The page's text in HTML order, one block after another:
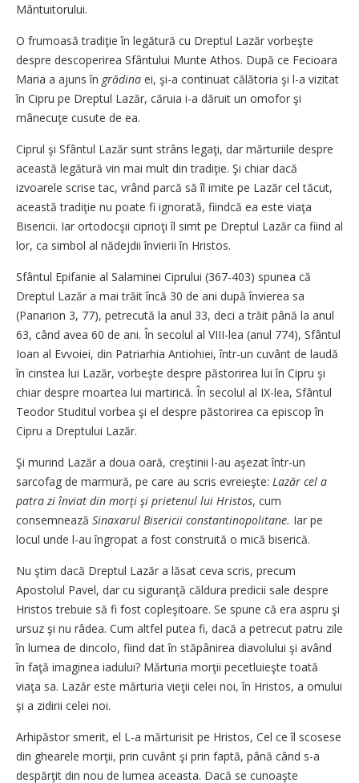
Mântuitorului.
O frumoasă tradiţie în legătură cu Dreptul Lazăr vorbeşte
despre descoperirea Sfântului Munte Athos. După ce Fecioara
Maria a ajuns în grădina ei, şi-a continuat călătoria şi l-a vizitat
în Cipru pe Dreptul Lazăr, căruia i-a dăruit un omofor şi
mânecuţe cusute de ea.
Ciprul şi Sfântul Lazăr sunt strâns legaţi, dar mărturiile despre
această legătură vin mai mult din tradiţie. Şi chiar dacă
izvoarele scrise tac, vrând parcă să îl imite pe Lazăr cel tăcut,
această tradiţie nu poate fi ignorată, fiindcă ea este viaţa
Bisericii. Iar ortodocşii ciprioţi îl simt pe Dreptul Lazăr ca fiind al
lor, ca simbol al nădejdii învierii în Hristos.
Sfântul Epifanie al Salaminei Ciprului (367-403) spunea că
Dreptul Lazăr a mai trăit încă 30 de ani după învierea sa
(Panarion 3, 77), petrecută la anul 33, deci a trăit până la anul
63, când avea 60 de ani. În secolul al VIII-lea (anul 774), Sfântul
Ioan al Evvoiei, din Patriarhia Antiohiei, într-un cuvânt de laudă
în cinstea lui Lazăr, vorbeşte despre păstorirea lui în Cipru şi
chiar despre moartea lui martirică. În secolul al IX-lea, Sfântul
Teodor Studitul vorbea şi el despre păstorirea ca episcop în
Cipru a Dreptului Lazăr.
Şi murind Lazăr a doua oară, creştinii l-au aşezat într-un
sarcofag de marmură, pe care au scris evreieşte: Lazăr cel a
patra zi înviat din morţi şi prietenul lui Hristos, cum
consemnează Sinaxarul Bisericii constantinopolitane. Iar pe
locul unde l-au îngropat a fost construită o mică biserică.
Nu ştim dacă Dreptul Lazăr a lăsat ceva scris, precum
Apostolul Pavel, dar cu siguranţă căldura predicii sale despre
Hristos trebuie să fi fost copleşitoare. Se spune că era aspru şi
ursuz şi nu râdea. Cum altfel putea fi, dacă a petrecut patru zile
în lumea de dincolo, fiind dat în stăpânirea diavolului şi având
în faţă imaginea iadului? Mărturia morţii pecetluieşte toată
viaţa sa. Lazăr este mărturia vieţii celei noi, în Hristos, a omului
şi a zidirii celei noi.
Arhipăstor smerit, el L-a mărturisit pe Hristos, Cel ce îl scosese
din ghearele morţii, prin cuvânt şi prin faptă, până când s-a
despărţit din nou de lumea aceasta. Dacă se cunoaşte